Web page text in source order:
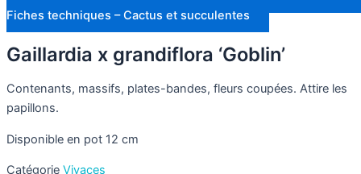
Fiches techniques – Cactus et succulentes
Gaillardia x grandiflora ‘Goblin’
Contenants, massifs, plates-bandes, fleurs coupées. Attire les
papillons.
Disponible en pot 12 cm
Catégorie Vivaces